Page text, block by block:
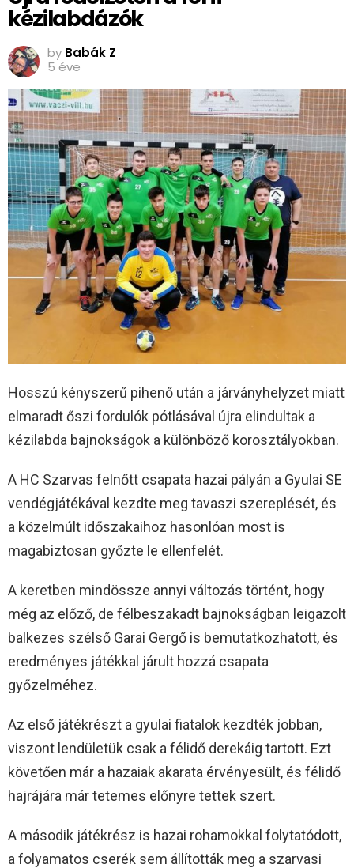
kézilabdázók
by Babák Z
5 éve
Hosszú kényszerű pihenő után a járványhelyzet miatt
elmaradt őszi fordulók pótlásával újra elindultak a
kézilabda bajnokságok a különböző korosztályokban.
A HC Szarvas felnőtt csapata hazai pályán a Gyulai SE
vendégjátékával kezdte meg tavaszi szereplését, és
a közelmúlt időszakaihoz hasonlóan most is
magabiztosan győzte le ellenfelét.
A keretben mindössze annyi változás történt, hogy
még az előző, de félbeszakadt bajnokságban leigazolt
balkezes szélső Garai Gergő is bemutatkozhatott, és
eredményes játékkal járult hozzá csapata
győzelméhez.
Az első játékrészt a gyulai fiatalok kezdték jobban,
viszont lendületük csak a félidő derekáig tartott. Ezt
követően már a hazaiak akarata érvényesült, és félidő
hajrájára már tetemes előnyre tettek szert.
A második játékrész is hazai rohamokkal folytatódott,
a folyamatos cserék sem állították meg a szarvasi